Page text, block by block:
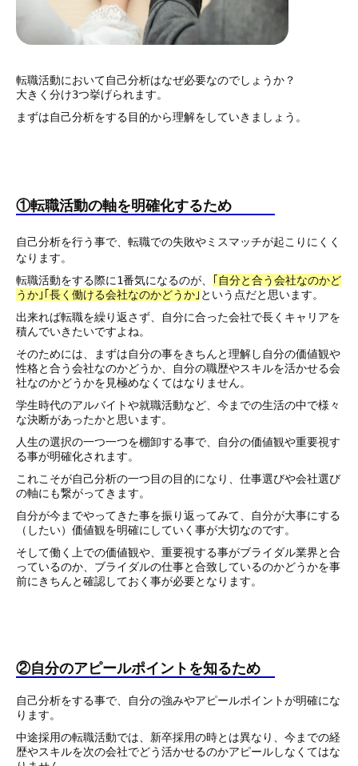
転職活動において自己分析はなぜ必要なのでしょうか？
大きく分け3つ挙げられます。
まずは自己分析をする目的から理解をしていきましょう。
①転職活動の軸を明確化するため
自己分析を行う事で、転職での失敗やミスマッチが起こりにくく
なります。
転職活動をする際に1番気になるのが、
｢自分と合う会社なのかど
うか｣｢長く働ける会社なのかどうか｣ という点だと思います。
出来れば転職を繰り返さず、自分に合った会社で長くキャリアを
積んでいきたいですよね。
そのためには、まずは自分の事をきちんと理解し自分の価値観や
性格と合う会社なのかどうか、自分の職歴やスキルを活かせる会
社なのかどうかを見極めなくてはなりません。
学生時代のアルバイトや就職活動など、今までの生活の中で様々
な決断があったかと思います。
人生の選択の一つ一つを棚卸する事で、自分の価値観や重要視す
る事が明確化されます。
これこそが自己分析の一つ目の目的になり、仕事選びや会社選び
の軸にも繋がってきます。
自分が今までやってきた事を振り返ってみて、自分が大事にする
（したい）価値観を明確にしていく事が大切なのです。
そして働く上での価値観や、重要視する事がブライダル業界と合
っているのか、ブライダルの仕事と合致しているのかどうかを事
前にきちんと確認しておく事が必要となります。
②自分のアピールポイントを知るため
自己分析をする事で、自分の強みやアピールポイントが明確にな
ります。
中途採用の転職活動では、新卒採用の時とは異なり、今までの経
歴やスキルを次の会社でどう活かせるのかアピールしなくてはな